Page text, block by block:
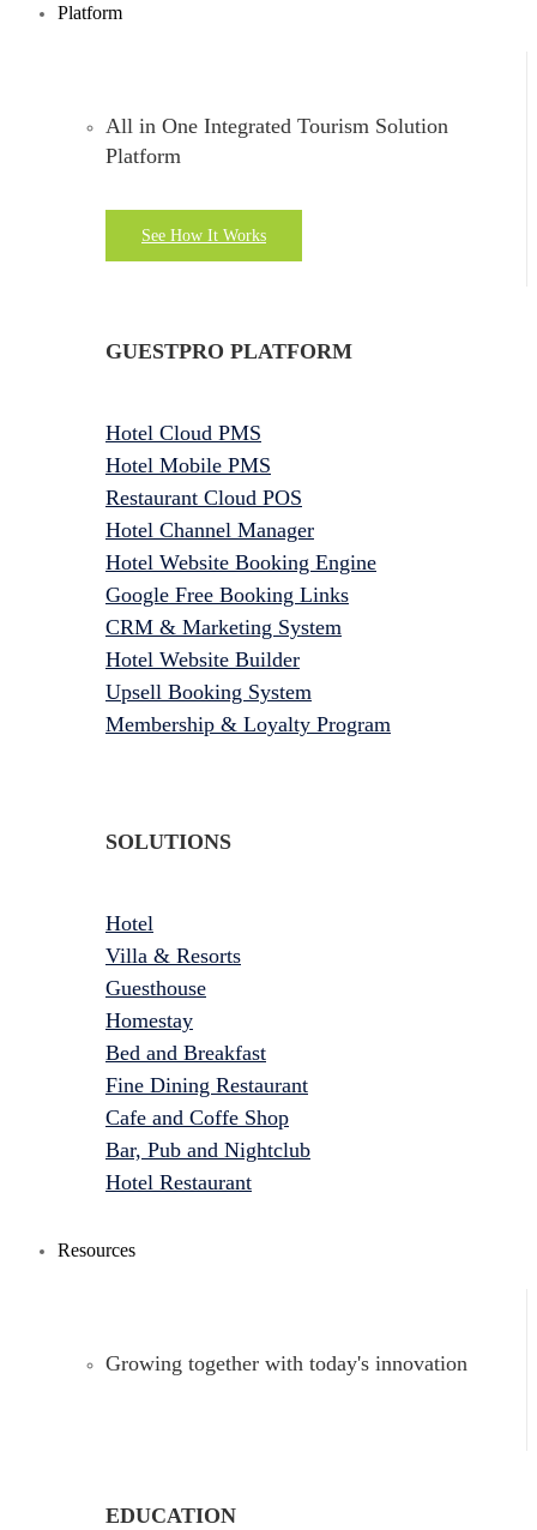
Platform
All in One Integrated Tourism Solution
Platform
See How It Works
GUESTPRO PLATFORM
Hotel Cloud PMS
Hotel Mobile PMS
Restaurant Cloud POS
Hotel Channel Manager
Hotel Website Booking Engine
Google Free Booking Links
CRM & Marketing System
Hotel Website Builder
Upsell Booking System
Membership & Loyalty Program
SOLUTIONS
Hotel
Villa & Resorts
Guesthouse
Homestay
Bed and Breakfast
Fine Dining Restaurant
Cafe and Coffe Shop
Bar, Pub and Nightclub
Hotel Restaurant
Resources
Growing together with today's innovation
EDUCATION